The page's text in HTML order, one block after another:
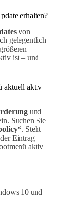
erhalten?
von
gelegentlich
ist – und
aktuell aktiv
und
Suchen Sie
. Steht
Eintrag
aktiv
10 und